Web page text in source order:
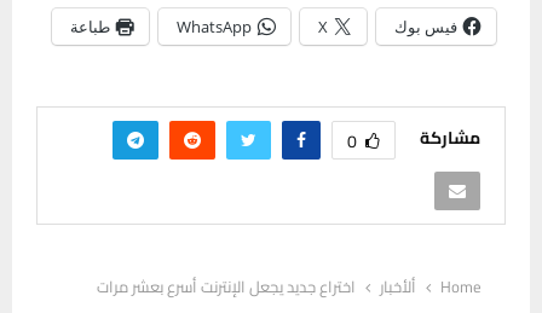
فيس بوك X
WhatsApp طباعة
مشاركة 0
Home ألأخبار اختراع جديد يجعل الإنترنت أسرع بعشر مرات